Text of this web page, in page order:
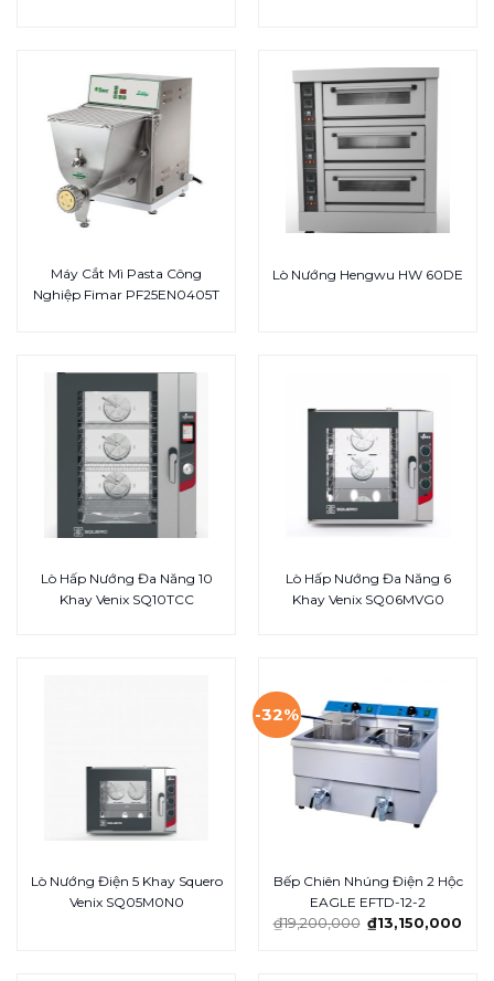
Máy Cắt Mì Pasta Công
Nghiệp Fimar PF25EN0405T
Lò Nướng Hengwu HW 60DE
Lò Hấp Nướng Đa Năng 10
Khay Venix SQ10TCC
Lò Hấp Nướng Đa Năng 6
Khay Venix SQ06MVG0
Lò Nướng Điện 5 Khay Squero
Venix SQ05M0N0
-32%
Bếp Chiên Nhúng Điện 2 Hộc
EAGLE EFTD-12-2
₫19,200,000 ₫13,150,000